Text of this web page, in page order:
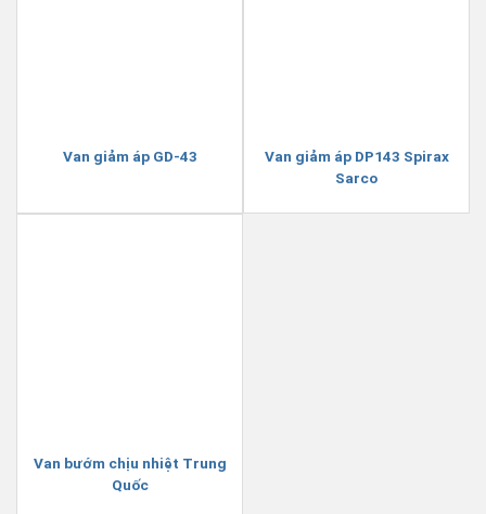
Van giảm áp GD-43
Van giảm áp DP143 Spirax
Sarco
Van bướm chịu nhiệt Trung
Quốc